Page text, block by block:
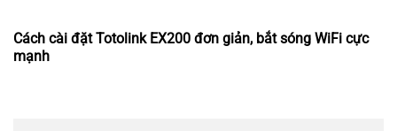
Cách cài đặt Totolink EX200 đơn giản, bắt sóng WiFi cực
mạnh